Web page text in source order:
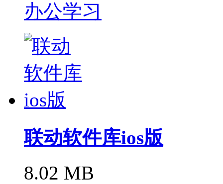
办公学习
联动软件库ios版
8.02 MB